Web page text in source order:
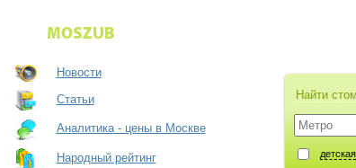
Новости
Статьи
Аналитика - цены в Москве
Народный рейтинг
Найти
детская